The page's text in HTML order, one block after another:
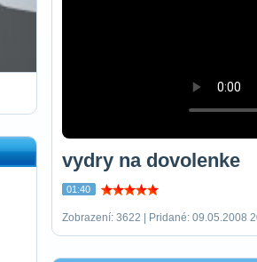
vydry na dovolenke
01:40
Zobrazení: 3622 | Pridané: 09.05.2008